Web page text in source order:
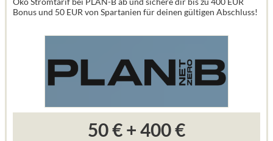
Bonus und 50 EUR von Spartanien für deinen gültigen Abschluss!
50 €+400 €